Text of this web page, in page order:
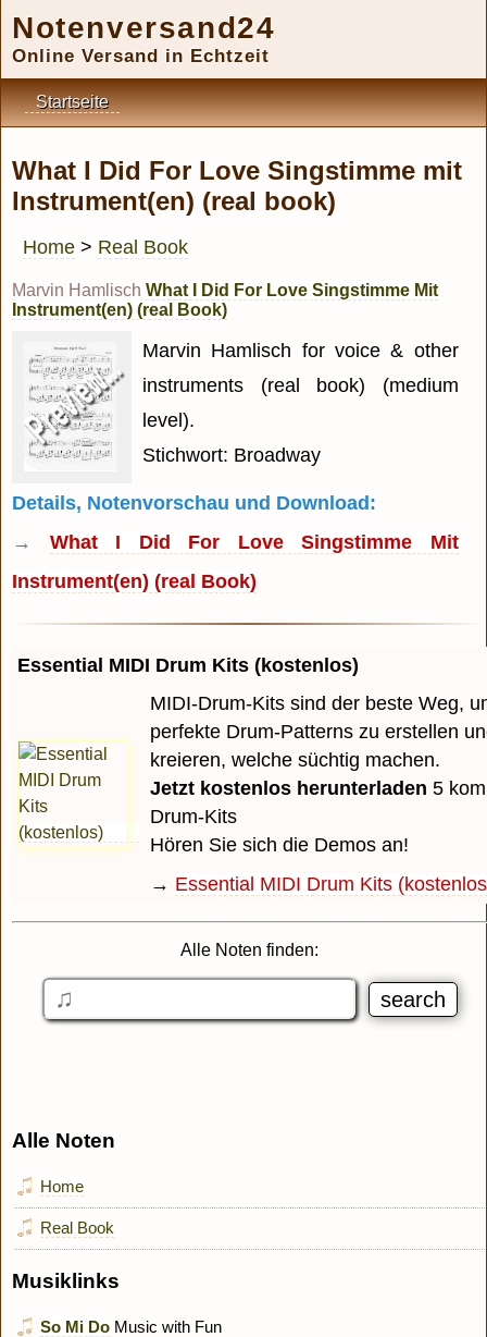
Notenversand24
Online Versand in Echtzeit
Startseite
What I Did For Love Singstimme mit
Instrument(en) (real book)
Home > Real Book
Marvin Hamlisch What I Did For Love Singstimme Mit
Instrument(en) (real Book)
Marvin Hamlisch for voice & other
instruments (real book) (medium
level).
Stichwort: Broadway
Details, Notenvorschau und Download:
→ What I Did For Love Singstimme Mit
Instrument(en) (real Book)
Essential MIDI Drum Kits (kostenlos)
MIDI-Drum-Kits sind der beste Weg,
perfekte Drum-Patterns zu erstellen
kreieren, welche süchtig machen.
Jetzt kostenlos herunterladen 5
Drum-Kits
Hören Sie sich die Demos an!
→ Essential MIDI Drum Kits
Alle Noten finden:
Alle Noten
Home
Real Book
Musiklinks
So Mi Do Music with Fun